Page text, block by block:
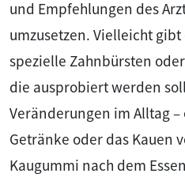
und Empfehlungen des
umzusetzen. Vielleicht
spezielle Zahnbürsten
die ausprobiert werden
Veränderungen im Alltag
Getränke oder das Kauen
Kaugummi nach dem